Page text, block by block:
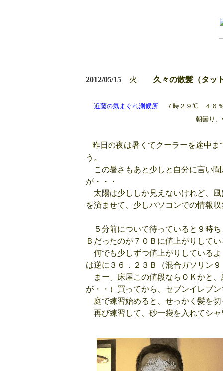
2012/05/15 火 久々の散髪（タッ
近藤の気まぐれ測候所 ７時２９℃ ４６
朝曇り、午後も３６℃まで上
昨日の夜は暑くてクーラーを途中
う。
この暑さもあと少しと自分に言い
が・・・
太陽は少ししか見えないけれど、
を済ませて、少しパソコンでの情報
５分前について待っていると９時
Ｂだったのが７０Ｂに値上がりしてい
何でも少しずつ値上がりしている
は逆に３６．２３Ｂ（混合ガソリン
まー、床屋この値段ならＯＫかと
が・・）買ってから、セブンイレブ
庭で練習始めると、せっかく髪を
再び練習して、砂一袋を入れてシ